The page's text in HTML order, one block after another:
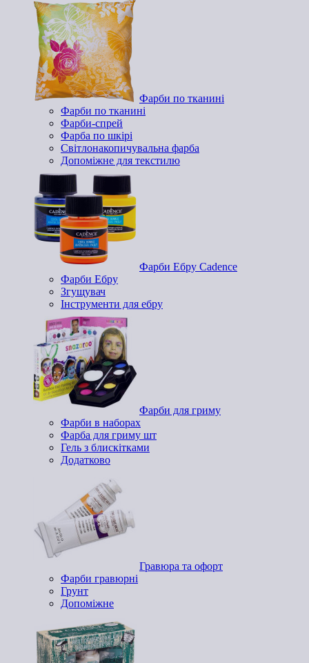
Фарби по тканині
Фарби по тканині
Фарби-спрей
Фарба по шкірі
Світлонакопичувальна фарба
Допоміжне для текстилю
Фарби Ебру Cadence
Фарби Ебру
Згущувач
Інструменти для ебру
Фарби для гриму
Фарби в наборах
Фарба для гриму шт
Гель з блискітками
Додатково
Гравюра та офорт
Фарби гравюрні
Грунт
Допоміжне